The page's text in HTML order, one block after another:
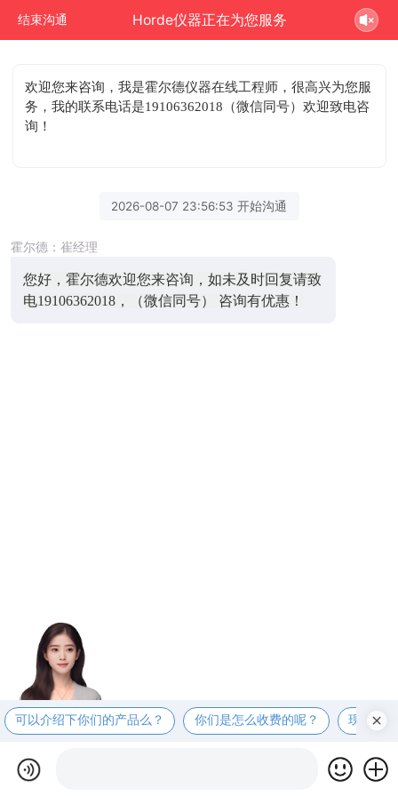
结束沟通 Horde仪器正在为您服务
欢迎您来咨询 ，我是霍尔德仪器在线工程师，很高兴为您服
务，我的联系电话是19106362018（微信同号）欢迎致电咨
询！
2026-08-07 23:56:53 开始沟通
霍尔德：崔经理
您好，霍尔德欢迎您来咨询，如未及时回复请致
电19106362018，（微信同号） 咨询有优惠！
可以介绍下你们的产品么？ 你们是怎么收费的呢？ 现在有